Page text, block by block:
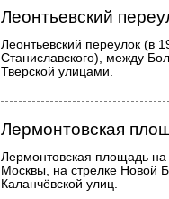
Леонтьевский
Леонтьевский переулок (в
Станиславского), между
Тверской улицами.
Лермонтовская
Лермонтовская площадь на
Москвы, на стрелке Новой
Каланчёвской улиц.